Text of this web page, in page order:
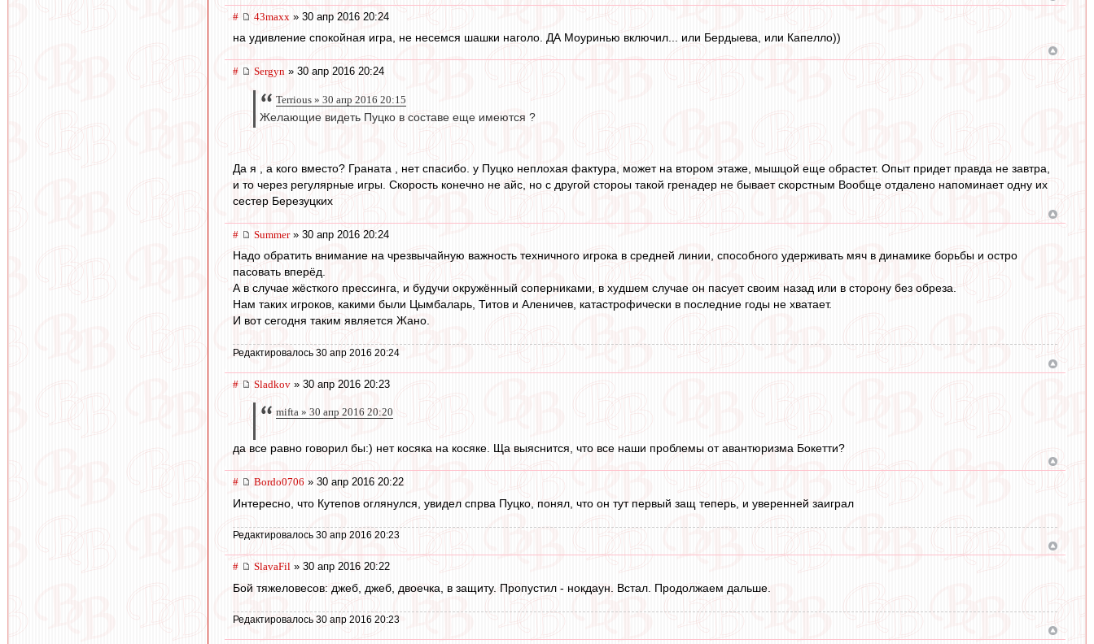
# 43maxx » 30 апр 2016 20:24
на удивление спокойная игра, не несемся шашки наголо. ДА Моуринью включил... или Бердыева, или Капелло))
# Sergyn » 30 апр 2016 20:24
Terrious » 30 апр 2016 20:15
Желающие видеть Пуцко в составе еще имеются ?
Да я , а кого вместо? Граната , нет спасибо. у Пуцко неплохая фактура, может на втором этаже, мышцой еще обрастет. Опыт придет правда не завтра,
и то через регулярные игры. Скорость конечно не айс, но с другой стороы такой гренадер не бывает скорстным Вообще отдалено напоминает одну их
сестер Березуцких
# Summer» 30 апр 2016 20:24
Надо обратить внимание на чрезвычайную важность техничного игрока в средней линии, способного удерживать мяч в динамике борьбы и остро
пасовать вперёд.
А в случае жёсткого прессинга, и будучи окружённый соперниками, в худшем случае он пасует своим назад или в сторону без обреза.
Нам таких игроков, какими были Цымбаларь, Титов и Аленичев, катастрофически в последние годы не хватает.
И вот сегодня таким является Жано.
Редактировалось 30 апр 2016 20:24
# Sladkov » 30 апр 2016 20:23
mifta » 30 апр 2016 20:20
да все равно говорил бы:) нет косяка на косяке. Ща выяснится, что все наши проблемы от авантюризма Бокетти?
# Bordo0706 » 30 апр 2016 20:22
Интересно, что Кутепов оглянулся, увидел спрва Пуцко, понял, что он тут первый защ теперь, и уверенней заиграл
Редактировалось 30 апр 2016 20:23
# SlavaFil » 30 апр 2016 20:22
Бой тяжеловесов: джеб, джеб, двоечка, в защиту. Пропустил - нокдаун. Встал. Продолжаем дальше.
Редактировалось 30 апр 2016 20:23